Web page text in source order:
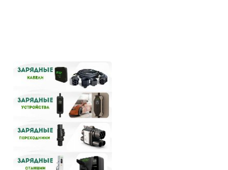
300 р.
Магазин зарядных
устройств для
электромобилей в
Минск, Любой
Доставка
Самовывоз